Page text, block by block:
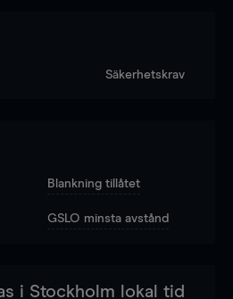
Säkerhetskrav
Blankning tillåtet
GSLO minsta avstånd
i Stockholm lokal tid